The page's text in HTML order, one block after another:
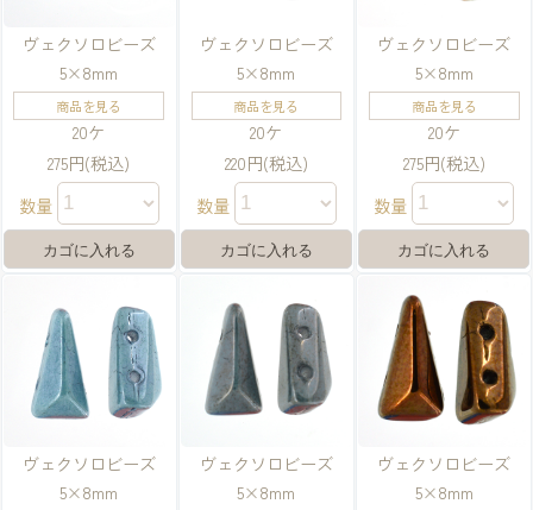
ヴェクソロビーズ
5×8mm
商品を見る
20ケ
275円(税込)
数量
ヴェクソロビーズ
5×8mm
商品を見る
20ケ
220円(税込)
数量
ヴェクソロビーズ
5×8mm
商品を見る
20ケ
275円(税込)
数量
ヴェクソロビーズ
5×8mm
ヴェクソロビーズ
5×8mm
ヴェクソロビーズ
5×8mm